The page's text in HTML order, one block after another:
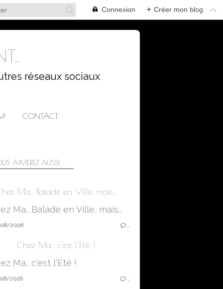
Connexion + Créer mon blog
réseaux sociaux
CONTACT
AIMEREZ AUSSI :
Ma.. Balade en Ville, mais..
2026
Chez Ma.. c'est l'Eté !
2026